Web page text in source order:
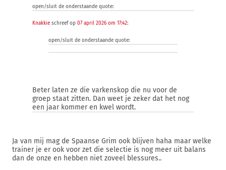
open/sluit de onderstaande quote:
Knakkie schreef op 07 april 2026 om 17:42:
open/sluit de onderstaande quote:
Beter laten ze die varkenskop die nu voor de
groep staat zitten. Dan weet je zeker dat het nog
een jaar kommer en kwel wordt.
Ja van mij mag de Spaanse Grim ook blijven haha maar welke
trainer je er ook voor zet die selectie is nog meer uit balans
dan de onze en hebben niet zoveel blessures..